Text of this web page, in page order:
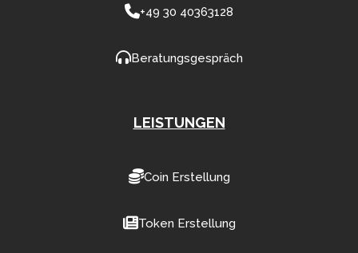
+49 30 40363128
Beratungsgespräch
LEISTUNGEN
Coin Erstellung
Token Erstellung